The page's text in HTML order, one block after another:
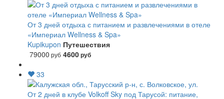
От 3 дней отдыха с питанием и развлечениями в отеле
«Империал Wellness & Spa»
Kupikupon Путешествия
79000 руб 4600руб
33
От 2 дней в клубе Volkoff Sky под Тарусой: питание,